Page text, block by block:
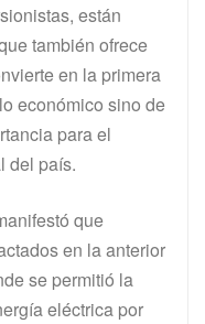
están
también ofrece
en la primera
económico sino de
para el
del país.
que
en la anterior
se permitió la
eléctrica por